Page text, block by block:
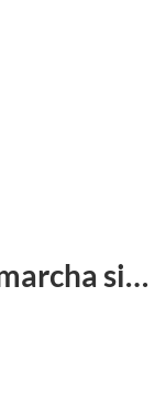
si…